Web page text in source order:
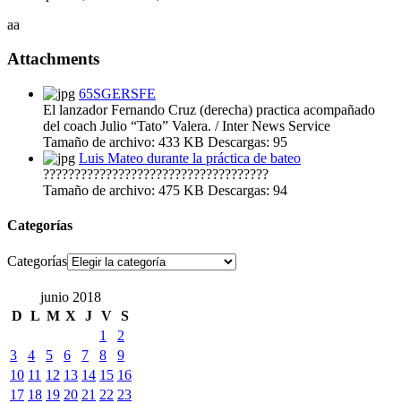
aa
Attachments
65SGERSFE
El lanzador Fernando Cruz (derecha) practica acompañado
del coach Julio “Tato” Valera. / Inter News Service
Tamaño de archivo: 433 KB Descargas: 95
Luis Mateo durante la práctica de bateo
????????????????????????????????????
Tamaño de archivo: 475 KB Descargas: 94
Categorías
Categorías
junio 2018
D L M X J V S
1
2
3
4 5 6 7 8
9
10 11 12 13 14 15 16
17 18 19 20 21 22 23